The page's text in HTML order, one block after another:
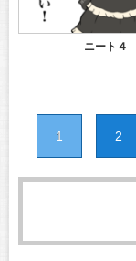
ニート４
1 2